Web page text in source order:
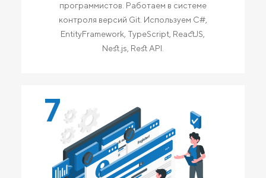
программистов. Работаем в системе
контроля версий Git. Используем C#,
EntityFramework, TypeScript, ReactJS,
Nest.js, Rest API.
7